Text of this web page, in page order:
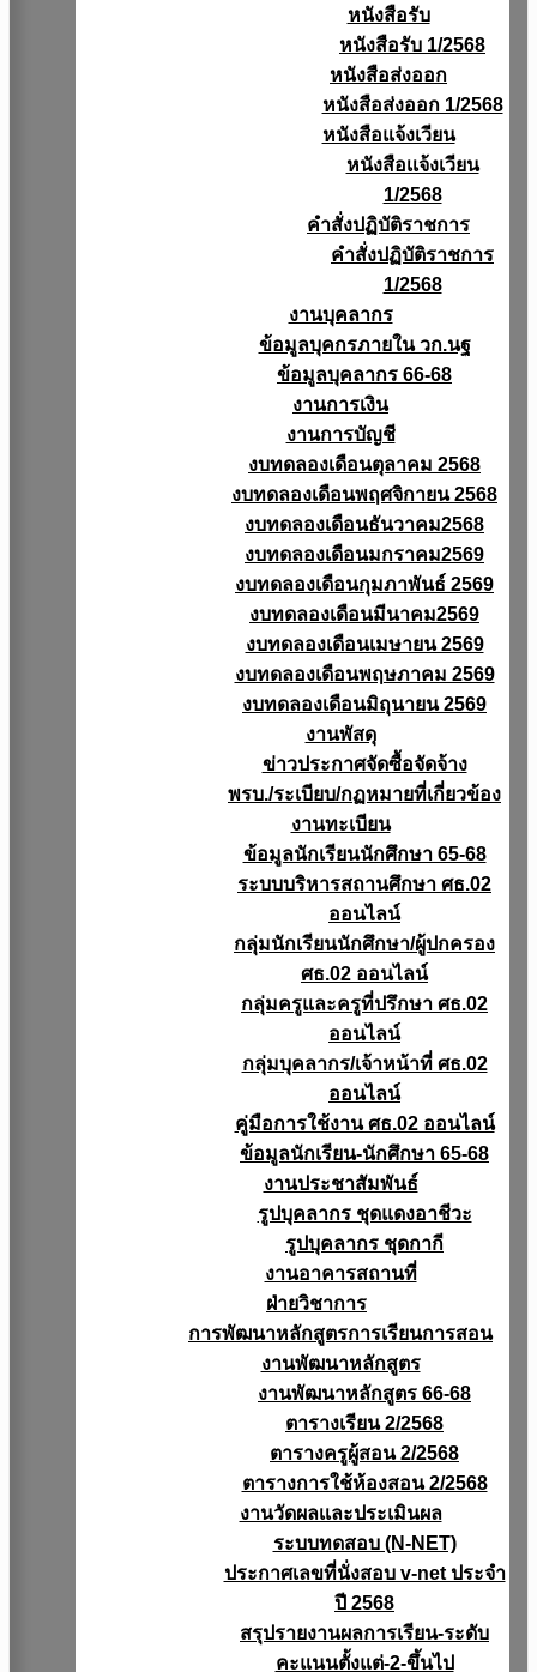
หนังสือรับ
หนังสือรับ 1/2568
หนังสือส่งออก
หนังสือส่งออก 1/2568
หนังสือแจ้งเวียน
หนังสือเเจ้งเวียน
1/2568
คำสั่งปฏิบัติราชการ
คำสั่งปฏิบัติราชการ
1/2568
งานบุคลากร
ข้อมูลบุคกรภายใน วก.นฐ
ข้อมูลบุคลากร 66-68
งานการเงิน
งานการบัญชี
งบทดลองเดือนตุลาคม 2568
งบทดลองเดือนพฤศจิกายน 2568
งบทดลองเดือนธันวาคม2568
งบทดลองเดือนมกราคม2569
งบทดลองเดือนกุมภาพันธ์ 2569
งบทดลองเดือนมีนาคม2569
งบทดลองเดือนเมษายน 2569
งบทดลองเดือนพฤษภาคม 2569
งบทดลองเดือนมิถุนายน 2569
งานพัสดุ
ข่าวประกาศจัดซื้อจัดจ้าง
พรบ./ระเบียบ/กฏหมายที่เกี่ยวข้อง
งานทะเบียน
ข้อมูลนักเรียนนักศึกษา 65-68
ระบบบริหารสถานศึกษา ศธ.02
ออนไลน์
กลุ่มนักเรียนนักศึกษา/ผู้ปกครอง
ศธ.02 ออนไลน์
กลุ่มครูและครูที่ปรึกษา ศธ.02
ออนไลน์
กลุ่มบุคลากร/เจ้าหน้าที่ ศธ.02
ออนไลน์
คู่มือการใช้งาน ศธ.02 ออนไลน์
ข้อมูลนักเรียน-นักศึกษา 65-68
งานประชาสัมพันธ์
รูปบุคลากร ชุดแดงอาชีวะ
รูปบุคลากร ชุดกากี
งานอาคารสถานที่
ฝ่ายวิชาการ
การพัฒนาหลักสูตรการเรียนการสอน
งานพัฒนาหลักสูตร
งานพัฒนาหลักสูตร 66-68
ตารางเรียน 2/2568
ตารางครูผู้สอน 2/2568
ตารางการใช้ห้องสอน 2/2568
งานวัดผลเเละประเมินผล
ระบบทดสอบ (N-NET)
ประกาศเลขที่นั่งสอบ v-net ประจำ
ปี 2568
สรุปรายงานผลการเรียน-ระดับ
คะแนนตั้งแต่-2-ขึ้นไป